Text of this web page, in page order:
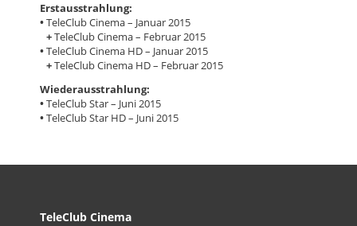
Erstausstrahlung:
•TeleClub Cinema – Januar 2015
+TeleClub Cinema – Februar 2015
•TeleClub Cinema HD – Januar 2015
+TeleClub Cinema HD – Februar 2015
Wiederausstrahlung:
•TeleClub Star – Juni 2015
•TeleClub Star HD – Juni 2015
TeleClub Cinema